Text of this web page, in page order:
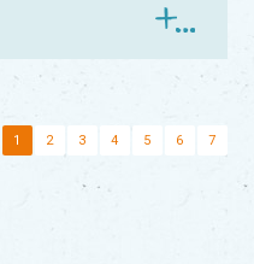
1 2 3 4 5 6 7